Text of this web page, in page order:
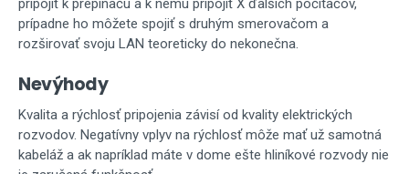
pripojiť k prepínaču a k nemu pripojiť X ďalších počítačov,
prípadne ho môžete spojiť s druhým smerovačom a
rozširovať svoju LAN teoreticky do nekonečna.
Nevýhody
Kvalita a rýchlosť pripojenia závisí od kvality elektrických
rozvodov. Negatívny vplyv na rýchlosť môže mať už samotná
kabeláž a ak napríklad máte v dome ešte hliníkové rozvody nie